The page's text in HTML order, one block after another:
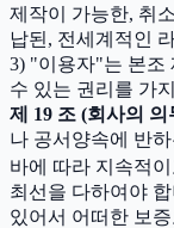
제작이 가능한, 취
납된, 전세계적인
3) "이용자"는 본조
수 있는 권리를 가
제 19 조 (회사의 의
나 공서양속에 반
바에 따라 지속적
최선을 다하여야
있어서 어떠한 보